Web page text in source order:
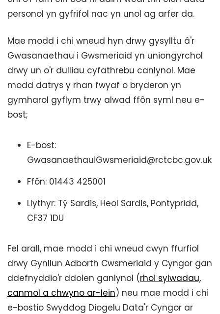
personol yn gyfrifol nac yn unol ag arfer da.
Mae modd i chi wneud hyn drwy gysylltu â'r
Gwasanaethau i Gwsmeriaid yn uniongyrchol
drwy un o'r dulliau cyfathrebu canlynol. Mae
modd datrys y rhan fwyaf o bryderon yn
gymharol gyflym trwy alwad ffôn syml neu e-
bost;
E-bost:
GwasanaethauiGwsmeriaid@rctcbc.gov.uk
Ffôn: 01443 425001
Llythyr: Tŷ Sardis, Heol Sardis, Pontypridd,
CF37 1DU
Fel arall, mae modd i chi wneud cwyn ffurfiol
drwy Gynllun Adborth Cwsmeriaid y Cyngor gan
ddefnyddio'r ddolen ganlynol (rhoi sylwadau,
canmol a chwyno ar-lein) neu mae modd i chi
e-bostio Swyddog Diogelu Data'r Cyngor ar